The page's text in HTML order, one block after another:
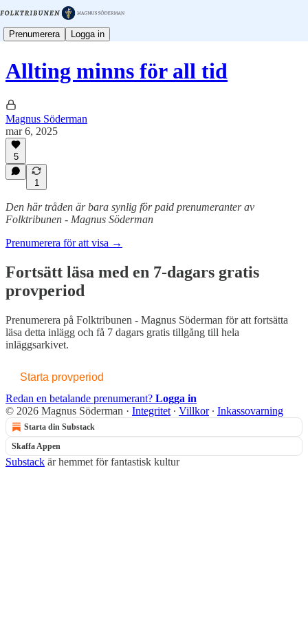
Prenumerera Logga in
Allting minns för all tid
Magnus Söderman
mar 6, 2025
5
1
Den här tråden är bara synlig för paid prenumeranter av
Folktribunen - Magnus Söderman
Prenumerera för att visa →
Fortsätt läsa med en 7-dagars gratis
provperiod
Prenumerera på Folktribunen - Magnus Söderman för att fortsätta
läsa detta inlägg och få 7 dagars gratis tillgång till hela
inläggsarkivet.
Starta provperiod
Redan en betalande prenumerant? Logga in
© 2026 Magnus Söderman · Integritet ∙ Villkor∙ Inkassovarning
Starta din Substack
Skaffa Appen
Substack är hemmet för fantastisk kultur